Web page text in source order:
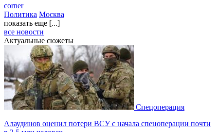
corner
Политика Москва
показать еще [...]
все новости
Актуальные сюжеты
Спецоперация
Алаудинов оценил потери ВСУ с начала спецоперации почти